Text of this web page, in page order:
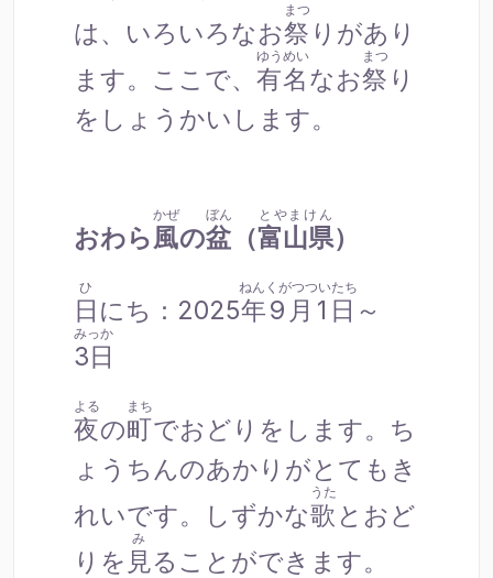
は、いろいろなお祭
まつ
りがあり
ます。ここで、 有名
ゆうめい
なお祭
まつ
り
をしょうかいします。
おわら風
かぜ
の盆
ぼん
（富山県
とやまけん
）
日
ひ
にち：2025年9月1日
ねんくがつついたち
～
3日
みっか
夜
よる
の町
まち
でおどりをします。ち
ょうちんのあかりがとてもき
れいです。しずかな歌
うた
とおど
りを 見
み
ることができます。